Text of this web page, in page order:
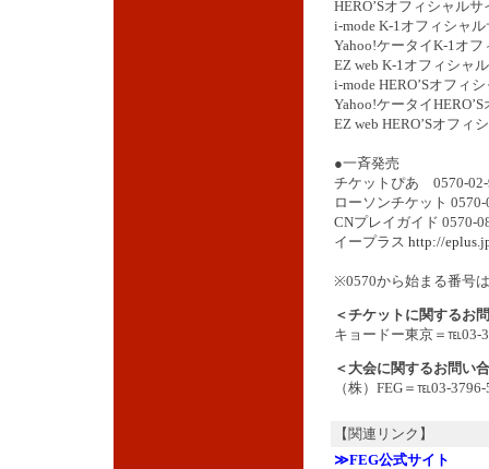
HERO’Sオフィシャル
i-mode K-1オフィシャ
Yahoo!ケータイK-1オ
EZ web K-1オフィシャ
i-mode HERO’Sオフィ
Yahoo!ケータイ
EZ web HERO’Sオフィ
●一斉発売
チケットぴあ 0570-02-
ローソンチケット
CNプレイガイド 0570-
イープラス http://
※0570から始まる番号
＜チケットに関する
キョードー東京＝℡03-
＜大会に関するお問い
（株）FEG＝℡03-
【関連リンク】
≫FEG公式サイト